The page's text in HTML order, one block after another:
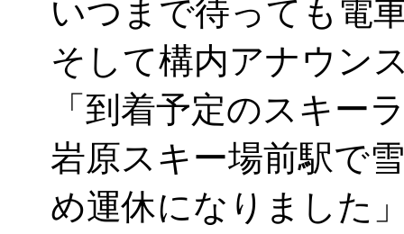
いつまで待っても電
そして構内アナウン
「到着予定のスキー
岩原スキー場前駅で
め運休になりました